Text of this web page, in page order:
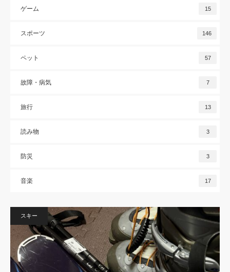
ゲーム 15
スポーツ 146
ペット 57
故障・病気 7
旅行 13
読み物 3
防災 3
音楽 17
スキー